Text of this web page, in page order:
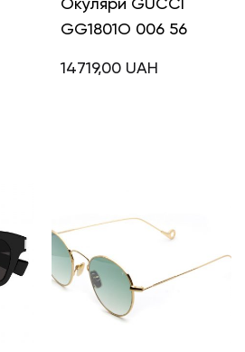
GG1801O 006 56
14719,00 UAH